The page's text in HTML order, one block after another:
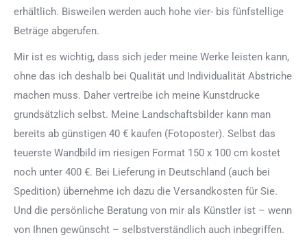
erhältlich. Bisweilen werden auch hohe vier- bis fünfstellige
Beträge abgerufen.
Mir ist es wichtig, dass sich jeder meine Werke leisten kann,
ohne das ich deshalb bei Qualität und Individualität Abstriche
machen muss. Daher vertreibe ich meine Kunstdrucke
grundsätzlich selbst. Meine Landschaftsbilder kann man
bereits ab günstigen 40 € kaufen (Fotoposter). Selbst das
teuerste Wandbild im riesigen Format 150 x 100 cm kostet
noch unter 400 €. Bei Lieferung in Deutschland (auch bei
Spedition) übernehme ich dazu die Versandkosten für Sie.
Und die persönliche Beratung von mir als Künstler ist – wenn
von Ihnen gewünscht – selbstverständlich auch inbegriffen.